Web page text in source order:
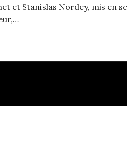
et Stanislas Nordey, mis en